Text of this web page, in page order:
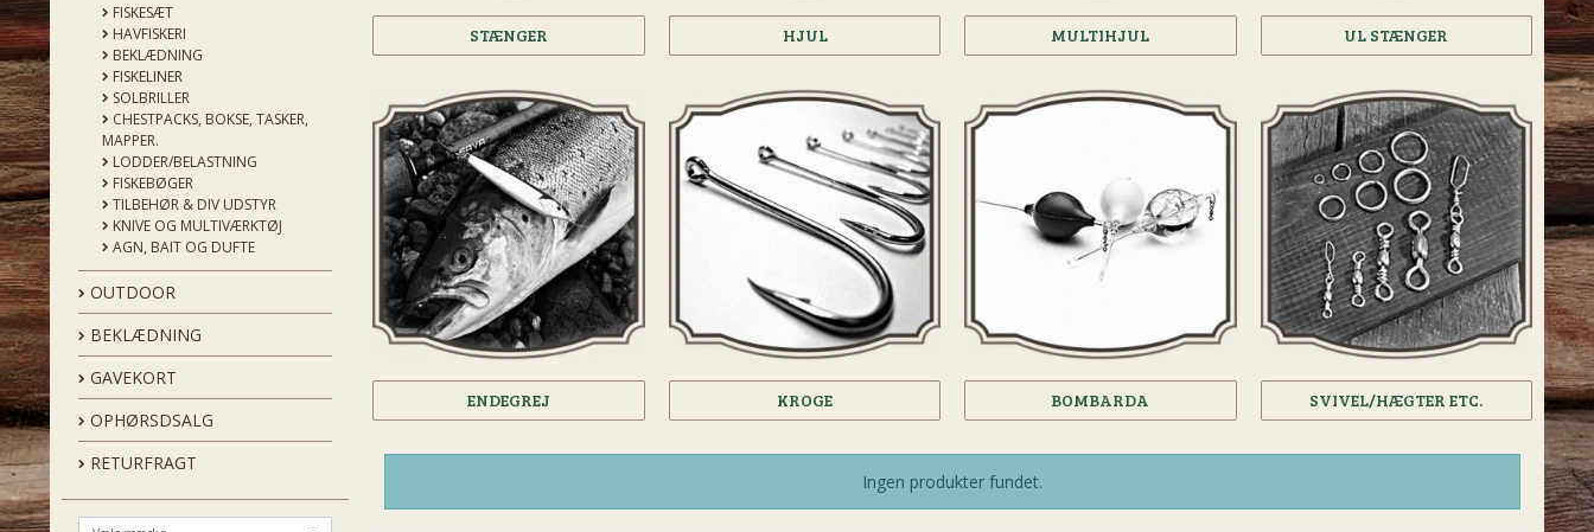
FISKESÆT
HAVFISKERI
BEKLÆDNING
FISKELINER
SOLBRILLER
CHESTPACKS, BOKSE, TASKER,
MAPPER.
LODDER/BELASTNING
FISKEBØGER
TILBEHØR & DIV UDSTYR
KNIVE OG MULTIVÆRKTØJ
AGN, BAIT OG DUFTE
OUTDOOR
BEKLÆDNING
GAVEKORT
OPHØRSDSALG
RETURFRAGT
STÆNGER HJUL MULTIHJUL UL STÆNGER
ENDEGREJ KROGE BOMBARDA SVIVEL/HÆGTER ETC.
Ingen produkter fundet.